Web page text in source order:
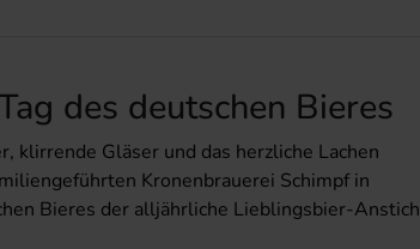
des deutschen Bieres
klirrende Gläser und das herzliche Lachen
Kronenbrauerei Schimpf in
Bieres der alljährliche Lieblingsbier-Anstich